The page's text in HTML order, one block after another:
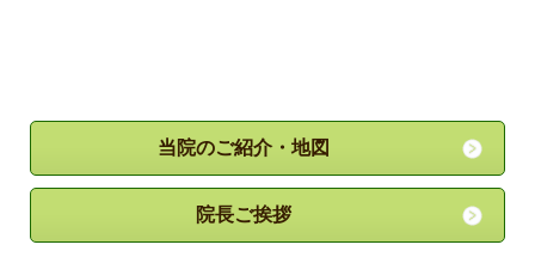
当院のご紹介・地図
院長ご挨拶